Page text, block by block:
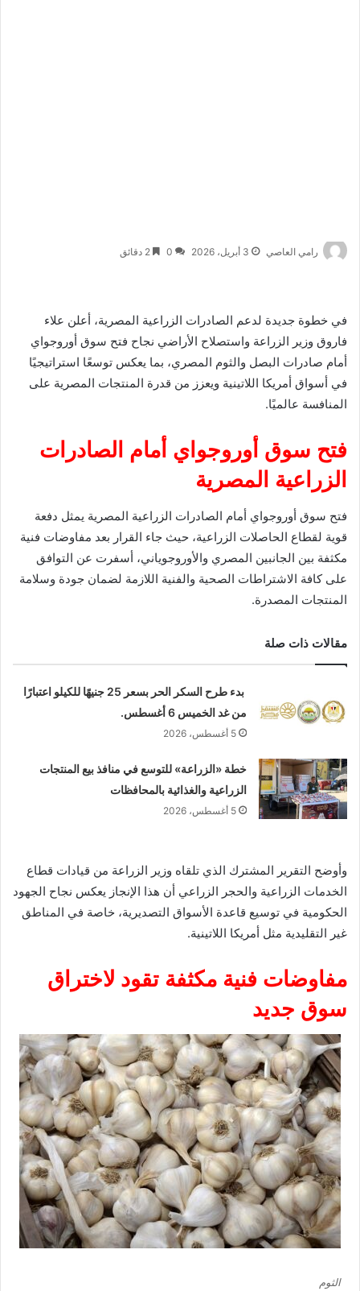
رامي العاصي 3 أبريل، 2026 0
في خطوة جديدة لدعم الصادرات الزراعية المصرية، أعلن علاء
فاروق وزير الزراعة واستصلاح الأراضي نجاح فتح سوق أوروجواي
أمام صادرات البصل والثوم المصري، بما يعكس توسعًا استراتيجيًا
في أسواق أمريكا اللاتينية ويعزز من قدرة المنتجات المصرية على
المنافسة عالميًا.
فتح سوق أوروجواي أمام الصادرات
الزراعية المصرية
فتح سوق أوروجواي أمام الصادرات الزراعية المصرية يمثل دفعة
قوية لقطاع الحاصلات الزراعية، حيث جاء القرار بعد مفاوضات فنية
مكثفة بين الجانبين المصري والأوروجوياني، أسفرت عن التوافق
على كافة الاشتراطات الصحية والفنية اللازمة لضمان جودة وسلامة
المنتجات المصدرة.
مقالات ذات صلة
بدء طرح السكر الحر بسعر 25 جنيهًا للكيلو اعتبارًا
من غد الخميس 6 أغسطس.
5 أغسطس، 2026
خطة «الزراعة» للتوسع في منافذ بيع المنتجات
الزراعية والغذائية بالمحافظات
5 أغسطس، 2026
وأوضح التقرير المشترك الذي تلقاه وزير الزراعة من قيادات قطاع
الخدمات الزراعية والحجر الزراعي أن هذا الإنجاز يعكس نجاح الجهود
الحكومية في توسيع قاعدة الأسواق التصديرية، خاصة في المناطق
غير التقليدية مثل أمريكا اللاتينية.
مفاوضات فنية مكثفة تقود لاختراق
سوق جديد
الثوم